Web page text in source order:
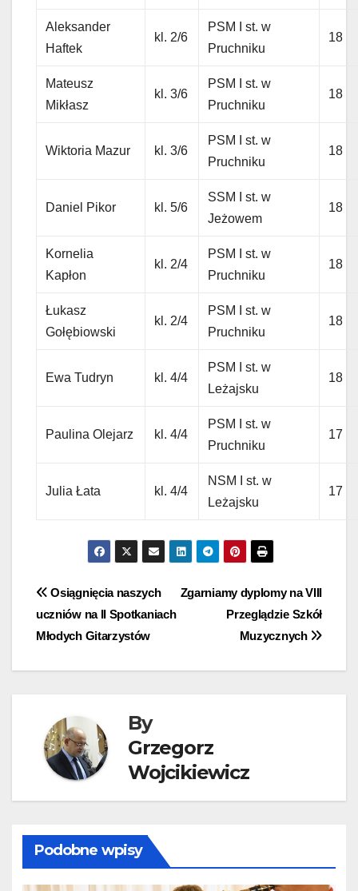
Aleksander
Haftek
kl. 2/6
PSM I st. w
Pruchniku
18
Mateusz
Mikłasz
kl. 3/6
PSM I st. w
Pruchniku
18
Wiktoria Mazur kl. 3/6
PSM I st. w
Pruchniku
18
Daniel Pikor kl. 5/6
SSM I st. w
Jeżowem
18
Kornelia
Kapłon
kl. 2/4
PSM I st. w
Pruchniku
18
Łukasz
Gołębiowski
kl. 2/4
PSM I st. w
Pruchniku
18
Ewa Tudryn kl. 4/4
PSM I st. w
Leżajsku
18
Paulina Olejarz kl. 4/4
PSM I st. w
Pruchniku
17
Julia Łata kl. 4/4
NSM I st. w
Leżajsku
17
Nawigacja
wpisu
Zgarniamy dyplomy na VIII
Przeglądzie Szkół
Muzycznych
Osiągnięcia naszych
uczniów na II Spotkaniach
Młodych Gitarzystów
By
Grzegorz
Wojcikiewicz
Podobne wpisy